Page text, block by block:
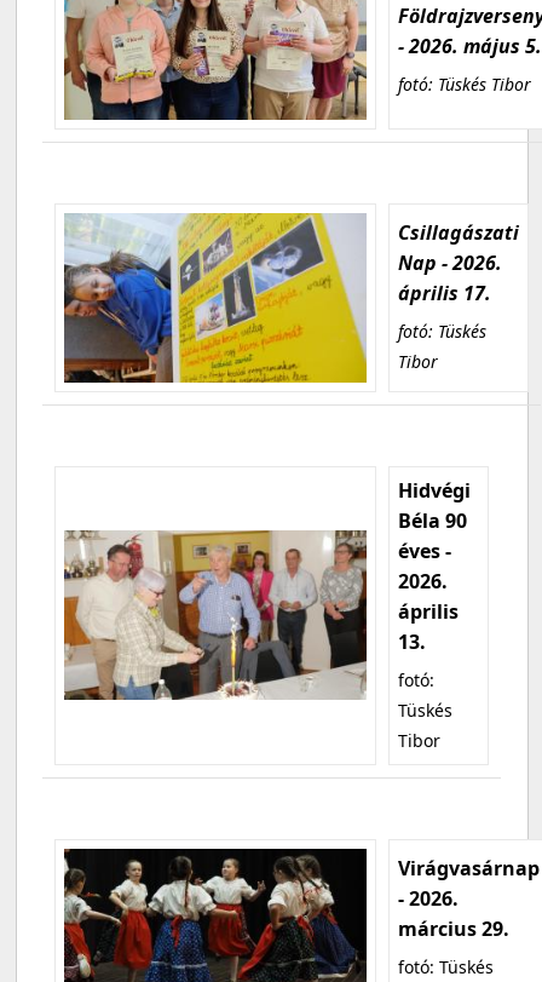
- 2026. május 5.
fotó: Tüskés Tibor
Csillagászati
Nap - 2026.
április 17.
fotó: Tüskés
Tibor
Hidvégi
Béla 90
éves -
2026.
április
13.
fotó:
Tüskés
Tibor
Virágvasárnap
- 2026.
március 29.
fotó: Tüskés